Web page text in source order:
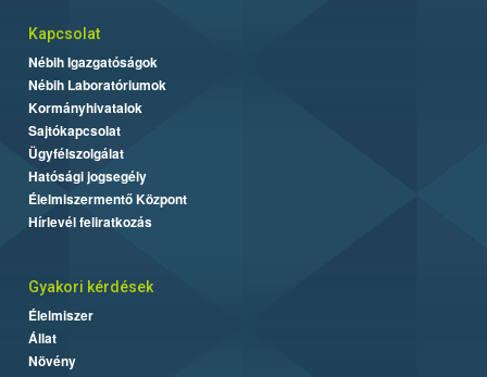
Kapcsolat
Nébih Igazgatóságok
Nébih Laboratóriumok
Kormányhivatalok
Sajtókapcsolat
Ügyfélszolgálat
Hatósági jogsegély
Élelmiszermentő Központ
Hírlevél feliratkozás
Gyakori kérdések
Élelmiszer
Állat
Növény